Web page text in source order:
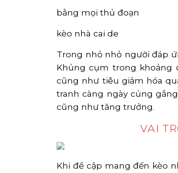
bằng mọi thủ đoạn
kèo nhà cai de
Trong nhỏ nhỏ người đáp
Khủng cụm trong khoảng
cũng như tiêu giảm hóa
tranh càng ngày củng
cũng như tăng trưởng.
VAI
Khi đề cập mang đến kèo